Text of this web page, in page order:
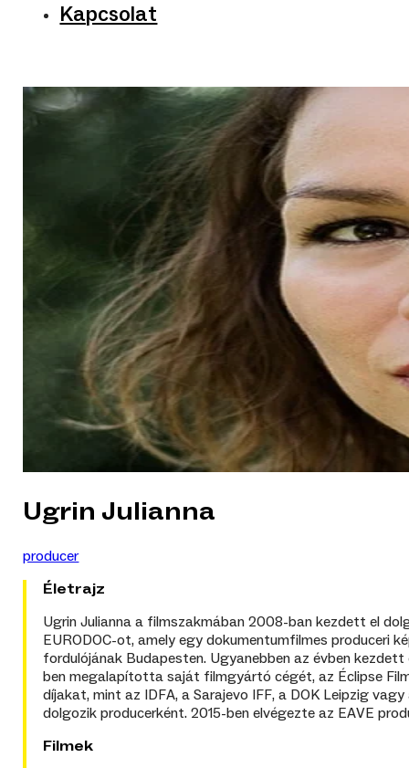
Kapcsolat
Ugrin Julianna
producer
Életrajz
Ugrin Julianna a filmszakmában 2008-ban kezdett el
EURODOC-ot, amely egy dokumentumfilmes produceri
fordulójának Budapesten. Ugyanebben az évben
ben megalapította saját filmgyártó cégét, az Éclipse
díjakat, mint az IDFA, a Sarajevo IFF, a DOK Leipzig
dolgozik producerként. 2015-ben elvégezte az EAVE
Filmek